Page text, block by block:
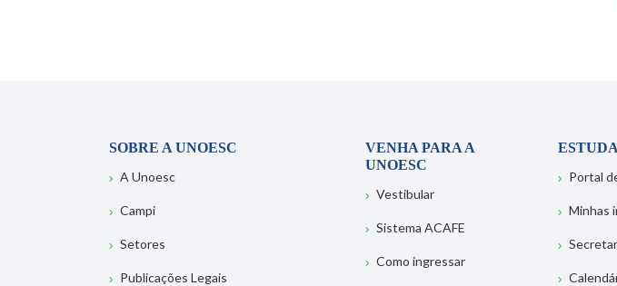
SOBRE A UNOESC
A Unoesc
Campi
Setores
Publicações Legais
VENHA PARA A
UNOESC
Vestibular
Sistema ACAFE
Como ingressar
Portal
Minhas